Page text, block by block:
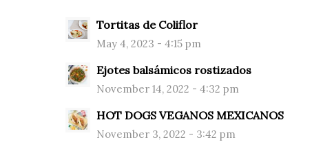
Tortitas de Coliflor
May 4, 2023 - 4:15 pm
Ejotes balsámicos rostizados
November 14, 2022 - 4:32 pm
HOT DOGS VEGANOS MEXICANOS
November 3, 2022 - 3:42 pm